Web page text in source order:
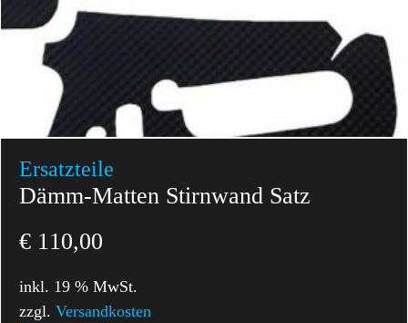
Ersatzteile
Dämm-Matten Stirnwand Satz
€ 110,00
inkl. 19 % MwSt.
zzgl.Versandkosten